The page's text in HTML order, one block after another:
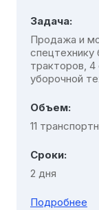
Задача:
Продажа и
тракторов,
уборочной
Объем:
11
Сроки:
2 дня
Подробнее